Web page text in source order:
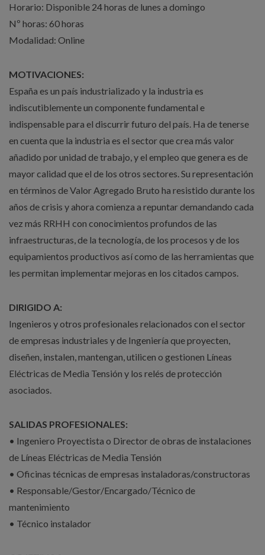
Horario: Disponible 24 horas de lunes a domingo
Nº horas: 60 horas
Modalidad: Online
MOTIVACIONES:
España es un país industrializado y la industria es
indiscutiblemente un componente fundamental e
indispensable para el discurrir futuro del país. Ha de tenerse
en cuenta que la industria es el sector que crea más valor
añadido por unidad de trabajo, y el empleo que genera es de
mayor calidad que el de los otros sectores. Su representación
en términos de Valor Agregado Bruto ha resistido durante los
años de crisis y ahora comienza a repuntar demandando cada
vez más RRHH con conocimientos profundos de las
infraestructuras, de la tecnología, de los procesos y de los
equipamientos productivos así como de las herramientas que
les permitan implementar mejoras en los citados campos.
DIRIGIDO A:
Ingenieros y otros profesionales relacionados con el sector
de empresas industriales y de Ingeniería que proyecten,
diseñen, instalen, mantengan, utilicen o gestionen Líneas
Eléctricas de Media Tensión y los relés de protección
asociados.
SALIDAS PROFESIONALES:
• Ingeniero Proyectista o Director de obras de instalaciones
de Líneas Eléctricas de Media Tensión
• Oficinas técnicas de empresas instaladoras/constructoras
• Responsable/Gestor/Encargado/Técnico de
mantenimiento
• Técnico instalador